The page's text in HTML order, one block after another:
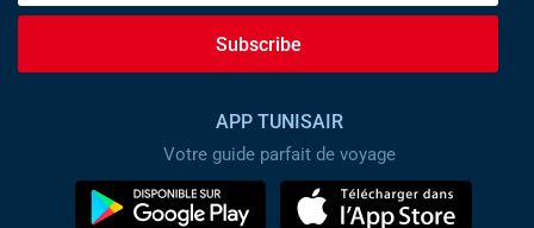
Subscribe
APP TUNISAIR
Votre guide parfait de voyage